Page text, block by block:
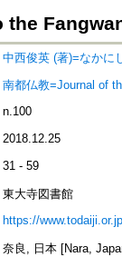
the
中西俊英 (著)=なかに
南都仏教=Journal of
n.100
2018.12.25
31 - 59
東大寺図書館
https://
奈良, 日本 [Nara,